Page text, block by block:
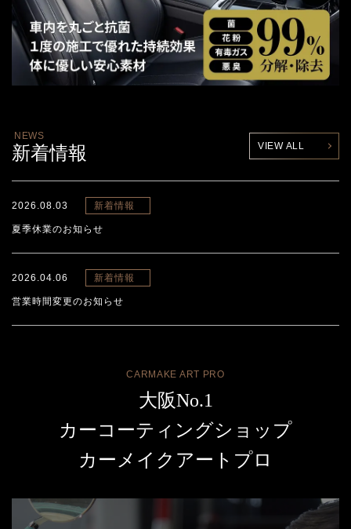
NEWS
新着情報 VIEW ALL
2026.08.03 新着情報
夏季休業のお知らせ
2026.04.06 新着情報
営業時間変更のお知らせ
CARMAKE ART PRO
大阪No.1
カーコーティングショップ
カーメイクアートプロ